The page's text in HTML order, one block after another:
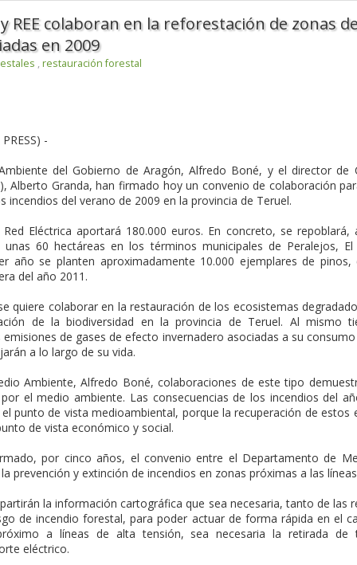
REE colaboran en la reforestación de zonas
en 2009
, restauración forestal
-
del Gobierno de Aragón, Alfredo Boné, y el director de
Alberto Granda, han firmado hoy un convenio de colaboración
del verano de 2009 en la provincia de Teruel.
Red Eléctrica aportará 180.000 euros. En concreto, se
60 hectáreas en los términos municipales de Peralejos,
año se planten aproximadamente 10.000 ejemplares de pinos,
del año 2011.
quiere colaborar en la restauración de los ecosistemas
de la biodiversidad en la provincia de Teruel. Al mismo
de gases de efecto invernadero asociadas a su
a lo largo de su vida.
Ambiente, Alfredo Boné, colaboraciones de este tipo
el medio ambiente. Las consecuencias de los incendios del
punto de vista medioambiental, porque la recuperación de estos
de vista económico y social.
por cinco años, el convenio entre el Departamento de
prevención y extinción de incendios en zonas próximas a las
la información cartográfica que sea necesaria, tanto de las
de incendio forestal, para poder actuar de forma rápida en el
a líneas de alta tensión, sea necesaria la retirada de
eléctrico.